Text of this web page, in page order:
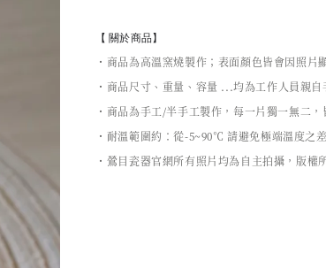
【 關於商品】
・商品為高溫窯燒製作；表面顏色皆會因照片
・商品尺寸、重量、容量 ...均為工作人員親
・商品為手工/半手工製作，每一片獨一無二，
・耐溫範圍約：從-5~90℃ 請避免極端溫度之
・鶯目瓷器官網所有照片均為自主拍攝，版權